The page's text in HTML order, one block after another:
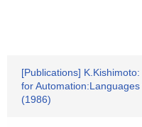
[Publications]
for
(1986)